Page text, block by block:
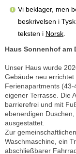
Vi beklager, men
beskrivelsen i
teksten i Norsk.
Haus Sonnenhof am
Unser Haus wurde
Gebäude neu
Ferienapartments
eigener Terrasse. Die
barrierefrei und mit
ebenerdigen
ausgestattet.
Zur
Waschmaschine, ein
abschließbarer